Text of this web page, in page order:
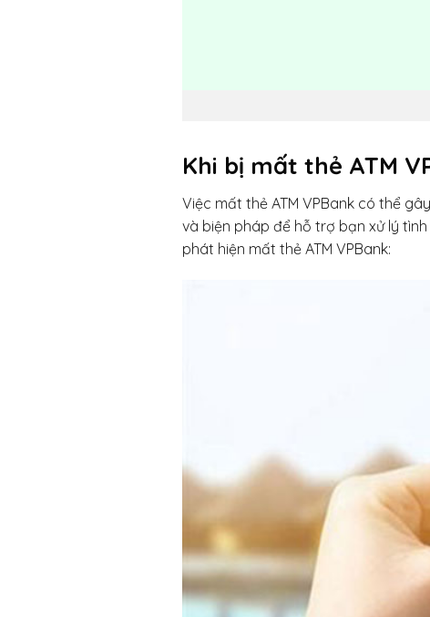
Khi bị mất thẻ ATM
Việc mất thẻ ATM VPBank có thể
và biện pháp để hỗ trợ bạn xử lý
phát hiện mất thẻ ATM VPBank: